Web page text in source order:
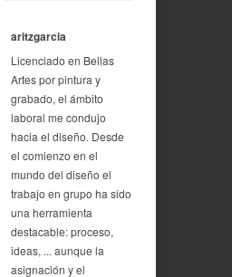
aritzgarcia
Licenciado en Bellas
Artes por pintura y
grabado, el ámbito
laboral me condujo
hacia el diseño. Desde
el comienzo en el
mundo del diseño el
trabajo en grupo ha sido
una herramienta
destacable: proceso,
ideas, ... aunque la
asignación y el